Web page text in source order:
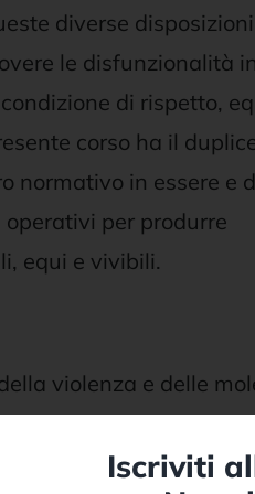
diverse
le disfunzionalità
di rispetto,
corso ha il
normativo in essere e
per produrre
equi e vivibili.
violenza e delle
Iscriviti